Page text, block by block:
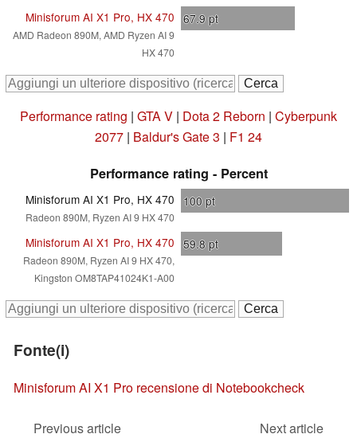
Minisforum AI X1 Pro, HX 470
AMD Radeon 890M, AMD Ryzen AI 9
HX 470
67.9 pt
Performance rating | GTA V | Dota 2 Reborn | Cyberpunk
2077 | Baldur's Gate 3 | F1 24
Performance rating - Percent
Minisforum AI X1 Pro, HX 470
Radeon 890M, Ryzen AI 9 HX 470
100 pt
Minisforum AI X1 Pro, HX 470
Radeon 890M, Ryzen AI 9 HX 470,
Kingston OM8TAP41024K1-A00
59.8 pt
Fonte(i)
Minisforum AI X1 Pro recensione di Notebookcheck
Previous article
Next article